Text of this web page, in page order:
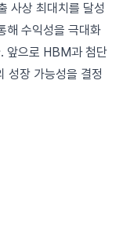
사상 최대치를 달성
해 수익성을 극대화
앞으로 HBM과 첨단
성장 가능성을 결정